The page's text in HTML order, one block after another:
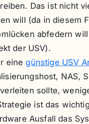
Das ist nicht
will (da in diesem
abfedern
der USV).
einegünstige USV
NAS,
sollte,
ist das
Ausfall das